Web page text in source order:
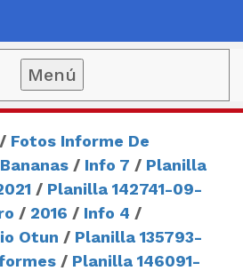
Menú
/ Fotos Informe De
/ Info 7 / Planilla
/ Planilla 142741-09-
/ 2016 / Info 4 /
Otun / Planilla 135793-
/ Planilla 146091-